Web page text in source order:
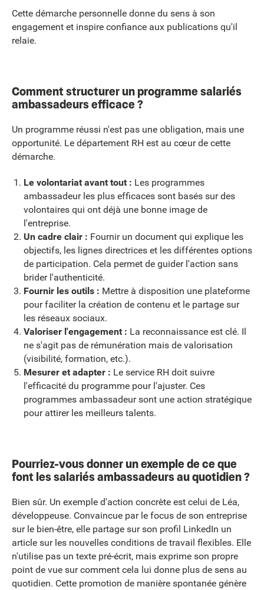
Cette démarche personnelle donne du sens à son
engagement et inspire confiance aux publications qu'il
relaie.
Comment structurer un programme salariés
ambassadeurs efficace ?
Un programme réussi n'est pas une obligation, mais une
opportunité. Le département RH est au cœur de cette
démarche.
Le volontariat avant tout : Les programmes
ambassadeur les plus efficaces sont basés sur des
volontaires qui ont déjà une bonne image de
l'entreprise.
Un cadre clair : Fournir un document qui explique les
objectifs, les lignes directrices et les différentes options
de participation. Cela permet de guider l'action sans
brider l'authenticité.
Fournir les outils : Mettre à disposition une plateforme
pour faciliter la création de contenu et le partage sur
les réseaux sociaux.
Valoriser l'engagement : La reconnaissance est clé. Il
ne s'agit pas de rémunération mais de valorisation
(visibilité, formation, etc.).
Mesurer et adapter : Le service RH doit suivre
l'efficacité du programme pour l'ajuster. Ces
programmes ambassadeur sont une action stratégique
pour attirer les meilleurs talents.
Pourriez-vous donner un exemple de ce que
font les salariés ambassadeurs au quotidien ?
Bien sûr. Un exemple d'action concrète est celui de Léa,
développeuse. Convaincue par le focus de son entreprise
sur le bien-être, elle partage sur son profil LinkedIn un
article sur les nouvelles conditions de travail flexibles. Elle
n'utilise pas un texte pré-écrit, mais exprime son propre
point de vue sur comment cela lui donne plus de sens au
quotidien. Cette promotion de manière spontanée génère